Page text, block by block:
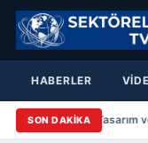
HABERLER
SON DAKİKA
Yazıcıer Saç Tasarım